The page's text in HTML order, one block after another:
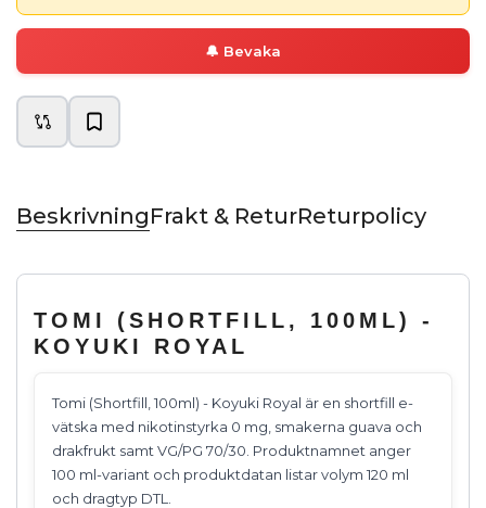
🔔 Bevaka
BeskrivningFrakt & ReturReturpolicy
TOMI (SHORTFILL, 100ML) -
KOYUKI ROYAL
Tomi (Shortfill, 100ml) - Koyuki Royal är en shortfill e-
vätska med nikotinstyrka 0 mg, smakerna guava och
drakfrukt samt VG/PG 70/30. Produktnamnet anger
100 ml-variant och produktdatan listar volym 120 ml
och dragtyp DTL.